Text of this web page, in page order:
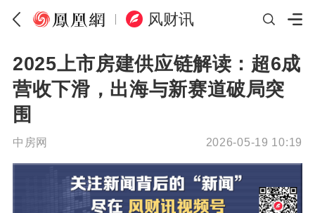
风财讯
2025上市房建供应链解读：超6成
营收下滑，出海与新赛道破局突
围
中房网 2026-05-19 10:19